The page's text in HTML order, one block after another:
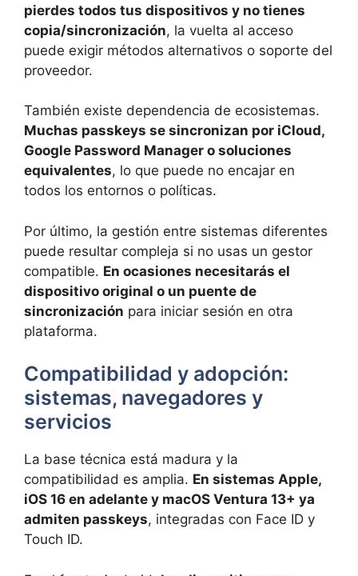
pierdes todos tus dispositivos y no tienes
copia/sincronización, la vuelta al acceso
puede exigir métodos alternativos o soporte del
proveedor.
También existe dependencia de ecosistemas.
Muchas passkeys se sincronizan por iCloud,
Google Password Manager o soluciones
equivalentes, lo que puede no encajar en
todos los entornos o políticas.
Por último, la gestión entre sistemas diferentes
puede resultar compleja si no usas un gestor
compatible. En ocasiones necesitarás el
dispositivo original o un puente de
sincronización para iniciar sesión en otra
plataforma.
Compatibilidad y adopción:
sistemas, navegadores y
servicios
La base técnica está madura y la
compatibilidad es amplia. En sistemas Apple,
iOS 16 en adelante y macOS Ventura 13+ ya
admiten passkeys, integradas con Face ID y
Touch ID.